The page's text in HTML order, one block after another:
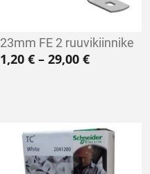
23mm FE 2 ruuvikiinnike
1,20€ – 29,00€